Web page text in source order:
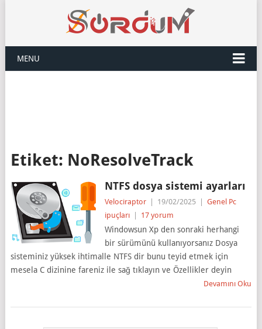
MENU
Etiket: NoResolveTrack
NTFS dosya sistemi ayarları
Velociraptor 19/02/2025
Genel Pc
ipuçları
17 yorum
Windowsun Xp den sonraki herhangi
bir sürümünü kullanıyorsanız Dosya
sisteminiz yüksek ihtimalle NTFS dir bunu teyid etmek için
mesela C dizinine fareniz ile sağ tıklayın ve Özellikler deyin
Devamını Oku